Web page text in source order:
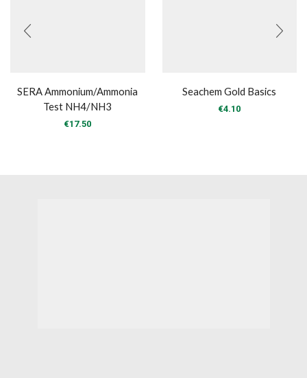
SERA Ammonium/Ammonia
Test NH4/NH3
€17.50
Seachem Gold Basics
€4.10